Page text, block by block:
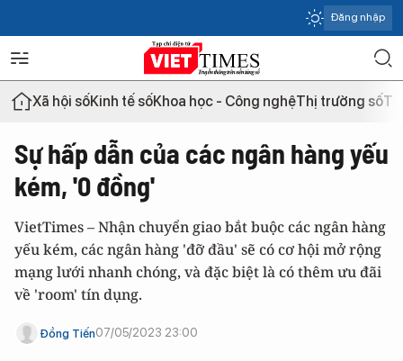
Đăng nhập
Xã hội sốKinh tế sốKhoa học - Công nghệThị trường số
Sự hấp dẫn của các ngân hàng yếu
kém, '0 đồng'
VietTimes – Nhận chuyển giao bắt buộc các ngân hàng
yếu kém, các ngân hàng 'đỡ đầu' sẽ có cơ hội mở rộng
mạng lưới nhanh chóng, và đặc biệt là có thêm ưu đãi
về 'room' tín dụng.
Đồng Tiến07/05/2023 23:00